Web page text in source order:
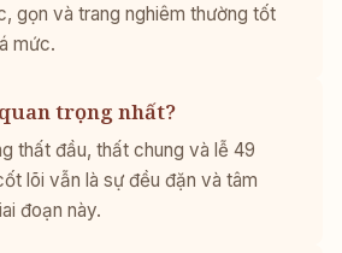
gọn và trang nghiêm thường tốt
mức.
trọng nhất?
thất đầu, thất chung và lễ 49
lõi vẫn là sự đều đặn và tâm
đoạn này.